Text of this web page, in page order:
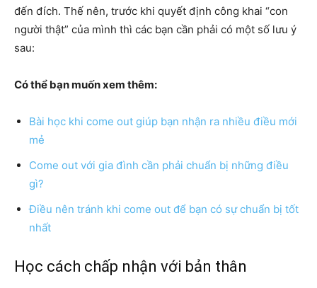
đến đích. Thế nên, trước khi quyết định công khai “con
người thật” của mình thì các bạn cần phải có một số lưu ý
sau:
Có thể bạn muốn xem thêm:
Bài học khi come out giúp bạn nhận ra nhiều điều mới
mẻ
Come out với gia đình cần phải chuẩn bị những điều
gì?
Điều nên tránh khi come out để bạn có sự chuẩn bị tốt
nhất
Học cách chấp nhận với bản thân